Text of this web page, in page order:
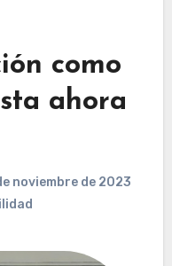
como
ahora
noviembre de 2023